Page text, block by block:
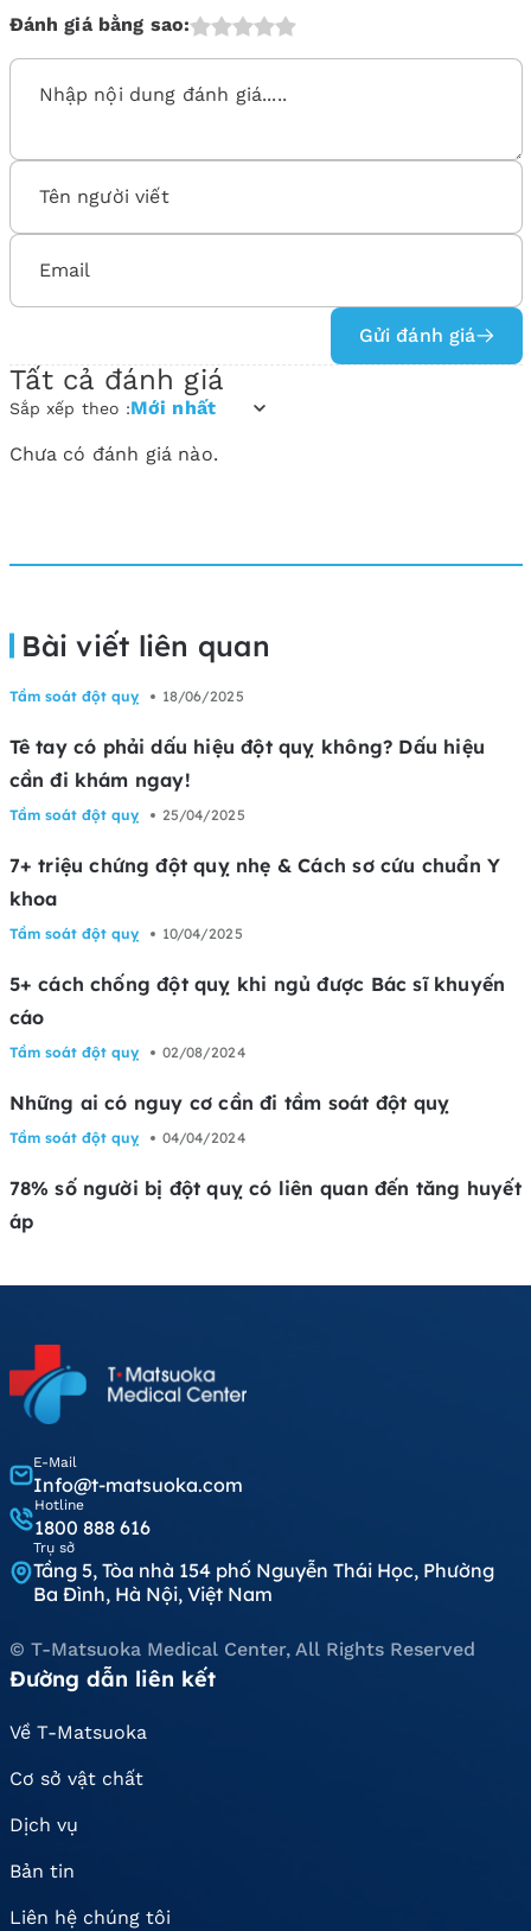
Đánh giá bằng sao:
Gửi đánh giá
Tất cả đánh giá
Sắp xếp theo :Mới nhất
Chưa có đánh giá nào.
Bài viết liên quan
Tầm soát đột quỵ 18/06/2025
Tê tay có phải dấu hiệu đột quỵ không? Dấu hiệu
cần đi khám ngay!
Tầm soát đột quỵ 25/04/2025
7+ triệu chứng đột quỵ nhẹ & Cách sơ cứu chuẩn Y
khoa
Tầm soát đột quỵ 10/04/2025
5+ cách chống đột quỵ khi ngủ được Bác sĩ khuyến
cáo
Tầm soát đột quỵ 02/08/2024
Những ai có nguy cơ cần đi tầm soát đột quỵ
Tầm soát đột quỵ 04/04/2024
78% số người bị đột quỵ có liên quan đến tăng huyết
áp
E-Mail
Info@t-matsuoka.com
Hotline
1800 888 616
Trụ sở
Tầng 5, Tòa nhà 154 phố Nguyễn Thái Học, Phường
Ba Đình, Hà Nội, Việt Nam
© T-Matsuoka Medical Center, All Rights Reserved
Đường dẫn liên kết
Về T-Matsuoka
Cơ sở vật chất
Dịch vụ
Bản tin
Liên hệ chúng tôi